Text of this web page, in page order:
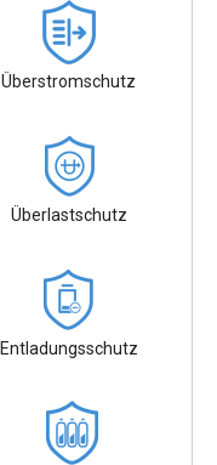
Überstromschutz
Überlastschutz
Entladungsschutz